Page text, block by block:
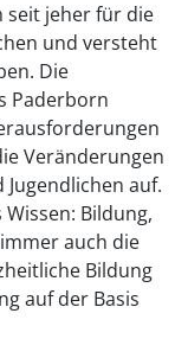
seit jeher für die
und versteht
Die
Paderborn
Veränderungen
auf.
Bildung,
auch die
Bildung
auf der Basis